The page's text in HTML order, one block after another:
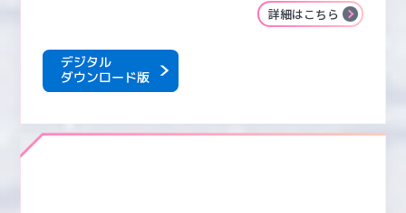
詳細はこちら